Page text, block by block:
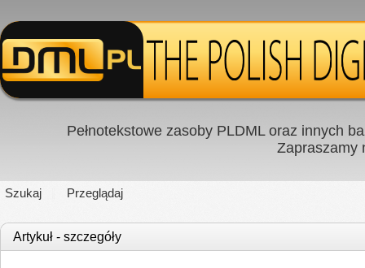
Pełnotekstowe zasoby PLDML oraz innych
Zapraszamy
Szukaj Przeglądaj
Artykuł - szczegóły